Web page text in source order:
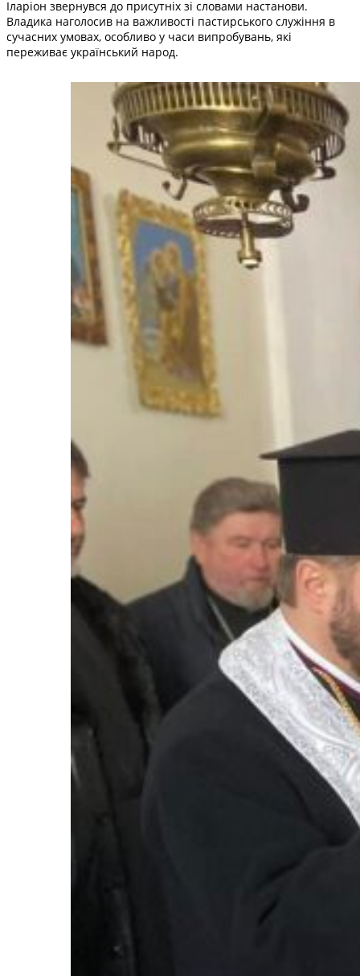
Іларіон звернувся до присутніх зі словами настанови.
Владика наголосив на важливості пастирського служіння в
сучасних умовах, особливо у часи випробувань, які
переживає український народ.